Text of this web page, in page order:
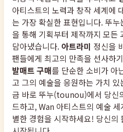
아티스트의 노력과 창작 세계에
는 가장 확실한 표현입니다. 뚜누
을 통해 기획부터 제작까지 모든
담아냈습니다. 아트라미 정신을
팬들에게 최고의 만족을 선사하
발매트 구매를 단순한 소비가 아
고 그의 예술을 응원하는 가치
금 바로 뚜누(tounou)에서 당신
드하고, Wan 아티스트의 예술
별한 경험을 시작하세요! 당신의